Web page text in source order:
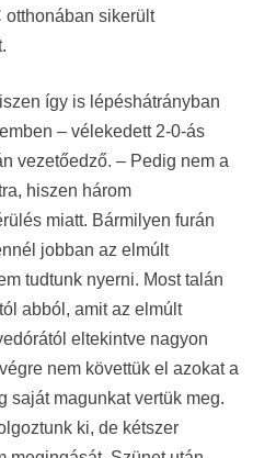
sikerült
így is lépéshátrányban
– vélekedett 2-0-ás
vezetőedző. – Pedig nem a
hiszen három
miatt. Bármilyen furán
jobban az elmúlt
tudtunk nyerni. Most talán
abból, amit az elmúlt
eltekintve nagyon
nem követtük el azokat a
saját magunkat vertük meg.
ki, de kétszer